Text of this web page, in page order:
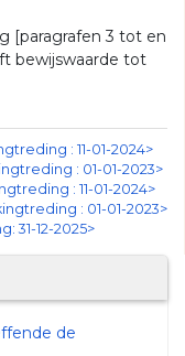
[paragrafen 3 tot en
bewijswaarde tot
: 11-01-2024>
: 01-01-2023>
: 11-01-2024>
: 01-01-2023>
31-12-2025>
de